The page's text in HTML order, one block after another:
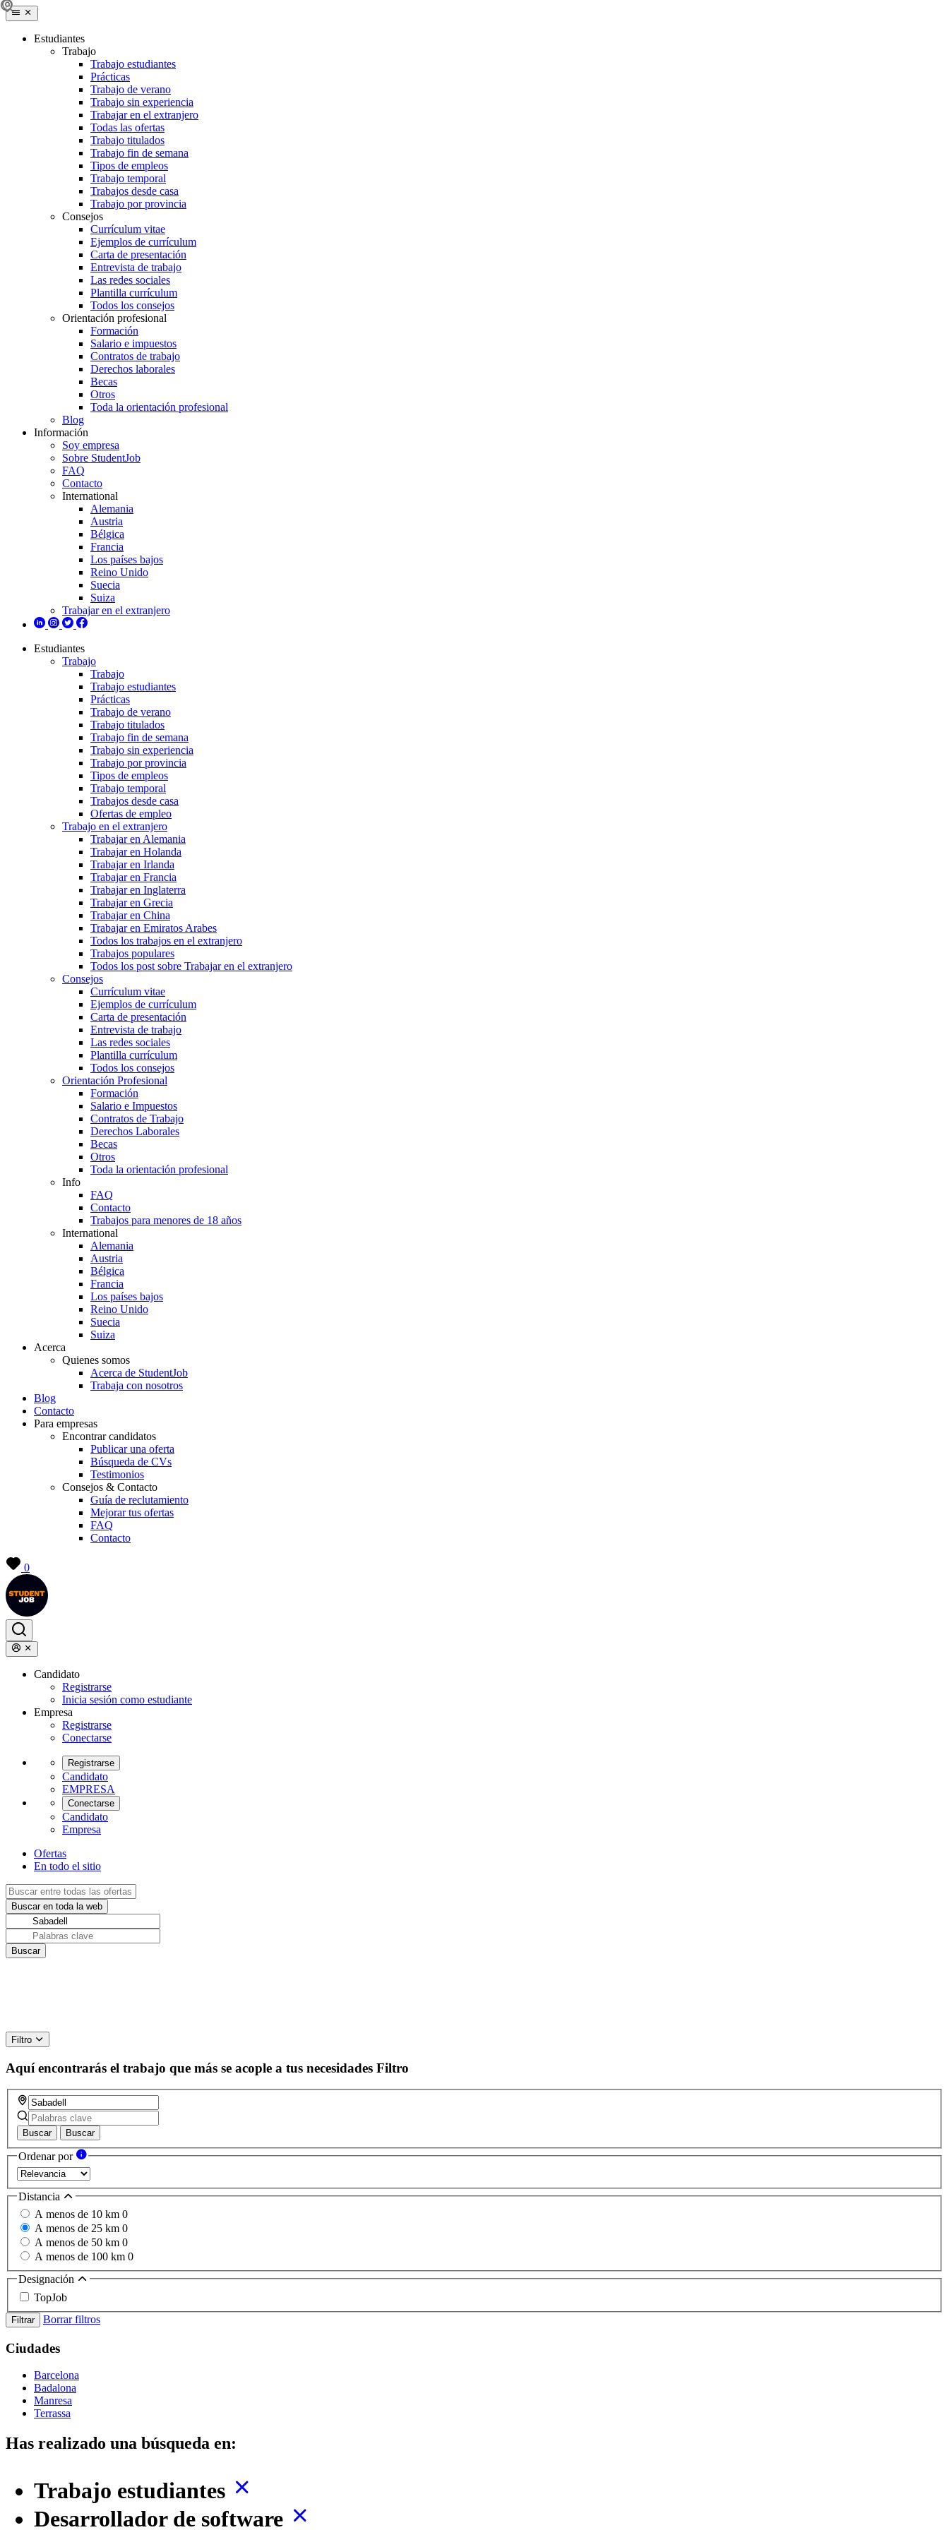
Estudiantes
Trabajo
Trabajo estudiantes
Prácticas
Trabajo de verano
Trabajo sin experiencia
Trabajar en el extranjero
Todas las ofertas
Trabajo titulados
Trabajo fin de semana
Tipos de empleos
Trabajo temporal
Trabajos desde casa
Trabajo por provincia
Consejos
Currículum vitae
Ejemplos de currículum
Carta de presentación
Entrevista de trabajo
Las redes sociales
Plantilla currículum
Todos los consejos
Orientación profesional
Formación
Salario e impuestos
Contratos de trabajo
Derechos laborales
Becas
Otros
Toda la orientación profesional
Blog
Información
Soy empresa
Sobre StudentJob
FAQ
Contacto
International
Alemania
Austria
Bélgica
Francia
Los países bajos
Reino Unido
Suecia
Suiza
Trabajar en el extranjero
Estudiantes
Trabajo
Trabajo
Trabajo estudiantes
Prácticas
Trabajo de verano
Trabajo titulados
Trabajo fin de semana
Trabajo sin experiencia
Trabajo por provincia
Tipos de empleos
Trabajo temporal
Trabajos desde casa
Ofertas de empleo
Trabajo en el extranjero
Trabajar en Alemania
Trabajar en Holanda
Trabajar en Irlanda
Trabajar en Francia
Trabajar en Inglaterra
Trabajar en Grecia
Trabajar en China
Trabajar en Emiratos Arabes
Todos los trabajos en el extranjero
Trabajos populares
Todos los post sobre Trabajar en el extranjero
Consejos
Currículum vitae
Ejemplos de currículum
Carta de presentación
Entrevista de trabajo
Las redes sociales
Plantilla currículum
Todos los consejos
Orientación Profesional
Formación
Salario e Impuestos
Contratos de Trabajo
Derechos Laborales
Becas
Otros
Toda la orientación profesional
Info
FAQ
Contacto
Trabajos para menores de 18 años
International
Alemania
Austria
Bélgica
Francia
Los países bajos
Reino Unido
Suecia
Suiza
Acerca
Quienes somos
Acerca de StudentJob
Trabaja con nosotros
Blog
Contacto
Para empresas
Encontrar candidatos
Publicar una oferta
Búsqueda de CVs
Testimonios
Consejos & Contacto
Guía de reclutamiento
Mejorar tus ofertas
FAQ
Contacto
0
Candidato
Registrarse
Inicia sesión como estudiante
Empresa
Registrarse
Conectarse
Registrarse
Candidato
EMPRESA
Conectarse
Candidato
Empresa
Ofertas
En todo el sitio
Filtro
Aquí encontrarás el trabajo que más se acople a tus necesidades Filtro
Buscar Buscar
Ordenar por
Distancia
A menos de 10 km 0
A menos de 25 km 0
A menos de 50 km 0
A menos de 100 km 0
Designación
TopJob
Filtrar Borrar filtros
Ciudades
Barcelona
Badalona
Manresa
Terrassa
Has realizado una búsqueda en:
Trabajo estudiantes
Desarrollador de software